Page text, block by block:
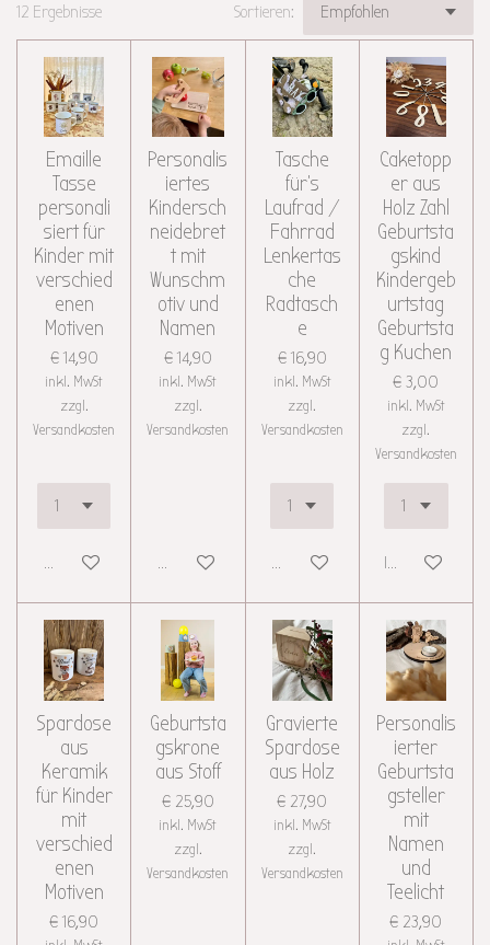
12 Ergebnisse Sortieren:
Emaille
Tasse
personali
siert für
Kinder mit
verschied
enen
Motiven
€ 14,90
inkl. MwSt
zzgl.
Versandkosten
Details anzeigen
Personalis
iertes
Kindersch
neidebret
t mit
Wunschm
otiv und
Namen
€ 14,90
inkl. MwSt
zzgl.
Versandkosten
Details anzeigen
Tasche
für's
Laufrad /
Fahrrad
Lenkertas
che
Radtasch
e
€ 16,90
inkl. MwSt
zzgl.
Versandkosten
Details anzeigen
Caketopp
er aus
Holz Zahl
Geburtsta
gskind
Kindergeb
urtstag
Geburtsta
g Kuchen
€ 3,00
inkl. MwSt
zzgl.
Versandkosten
In den
Spardose
aus
Keramik
für Kinder
mit
verschied
enen
Motiven
€ 16,90
Geburtsta
gskrone
aus Stoff
€ 25,90
inkl. MwSt
zzgl.
Versandkosten
Gravierte
Spardose
aus Holz
€ 27,90
inkl. MwSt
zzgl.
Versandkosten
Personalis
ierter
Geburtsta
gsteller
mit
Namen
und
Teelicht
€ 23,90